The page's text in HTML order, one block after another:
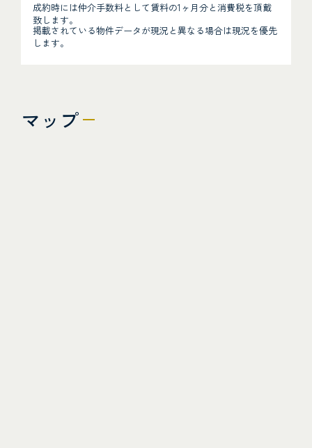
成約時には仲介手数料として賃料の1ヶ月分と消費税を頂戴
致します。
掲載されている物件データが現況と異なる場合は現況を優先
します。
マップ